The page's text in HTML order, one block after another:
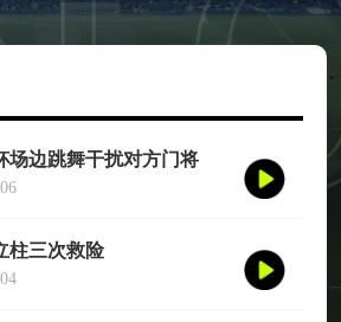
场边跳舞干扰对方门将
柱三次救险